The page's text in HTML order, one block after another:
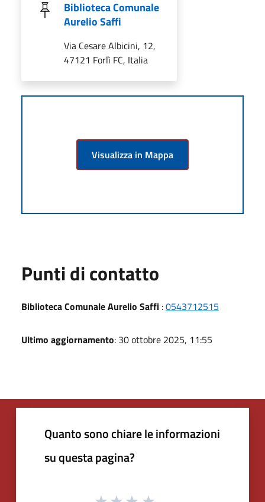
Biblioteca Comunale
Aurelio Saffi
Via Cesare Albicini, 12,
47121 Forlì FC, Italia
Visualizza in Mappa
Punti di contatto
Biblioteca Comunale Aurelio Saffi :0543712515
Ultimo aggiornamento: 30 ottobre 2025, 11:55
Quanto sono chiare le informazioni
su questa pagina?